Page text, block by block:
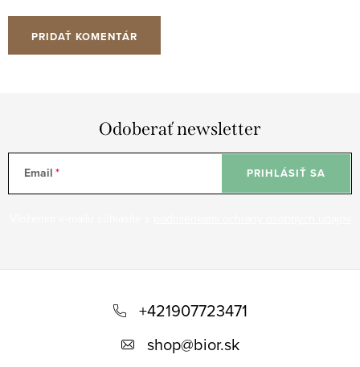
PRIDAŤ KOMENTÁR
Odoberať newsletter
Email PRIHLÁSIŤ SA
+421907723471
shop@bior.sk